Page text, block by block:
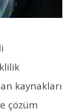
kaynakları
çözüm